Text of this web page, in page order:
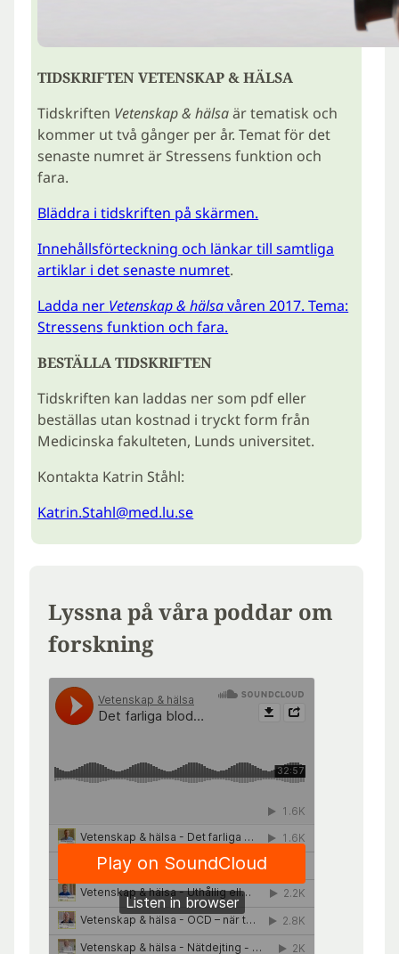
TIDSKRIFTEN VETENSKAP & HÄLSA
Tidskriften Vetenskap & hälsaär tematisk och
kommer ut två gånger per år. Temat för det
senaste numret är Stressens funktion och
fara.
Bläddra i tidskriften på skärmen.
Innehållsförteckning och länkar till samtliga
artiklar i det senaste numret.
Ladda ner Vetenskap & hälsavåren 2017. Tema:
Stressens funktion och fara.
BESTÄLLA TIDSKRIFTEN
Tidskriften kan laddas ner som pdf eller
beställas utan kostnad i tryckt form från
Medicinska fakulteten, Lunds universitet.
Kontakta Katrin Ståhl:
Katrin.Stahl@med.lu.se
Lyssna på våra poddar om
forskning